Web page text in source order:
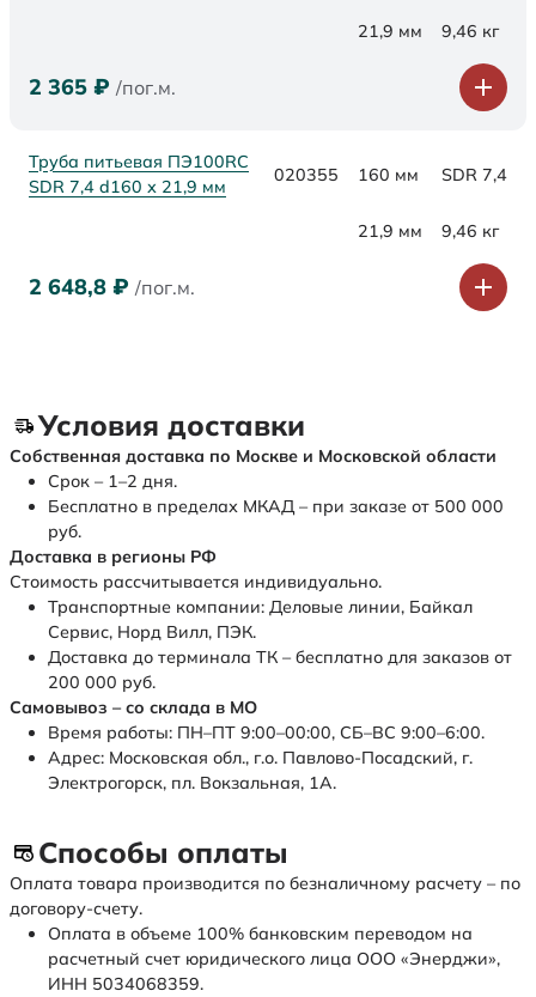
21,9 мм 9,46 кг
2 365 ₽ /пог.м.
Труба питьевая ПЭ100RC
SDR 7,4 d160 х 21,9 мм
020355 160 мм SDR 7,4
21,9 мм 9,46 кг
2 648,8 ₽ /пог.м.
Условия доставки
Собственная доставка по Москве и Московской области
Срок – 1–2 дня.
Бесплатно в пределах МКАД – при заказе от 500 000
руб.
Доставка в регионы РФ
Стоимость рассчитывается индивидуально.
Транспортные компании: Деловые линии, Байкал
Сервис, Норд Вилл, ПЭК.
Доставка до терминала ТК – бесплатно для заказов от
200 000 руб.
Самовывоз – со склада в МО
Время работы: ПН–ПТ 9:00–00:00, СБ–ВС 9:00–6:00.
Адрес: Московская обл., г.о. Павлово-Посадский, г.
Электрогорск, пл. Вокзальная, 1А.
Способы оплаты
Оплата товара производится по безналичному расчету – по
договору-счету.
Оплата в объеме 100% банковским переводом на
расчетный счет юридического лица ООО «Энерджи»,
ИНН 5034068359.